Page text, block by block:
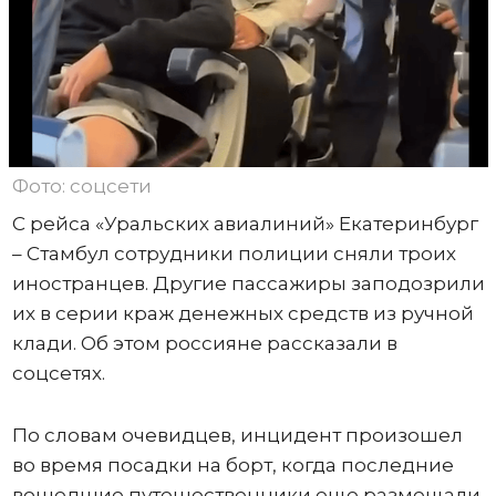
Фото: соцсети
С рейса «Уральских авиалиний» Екатеринбург
– Стамбул сотрудники полиции сняли троих
иностранцев. Другие пассажиры заподозрили
их в серии краж денежных средств из ручной
клади. Об этом россияне рассказали в
соцсетях.
По словам очевидцев, инцидент произошел
во время посадки на борт, когда последние